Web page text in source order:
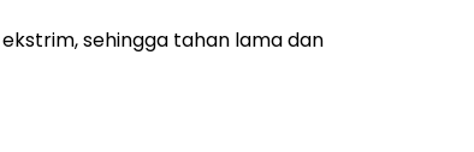
sehingga tahan lama dan